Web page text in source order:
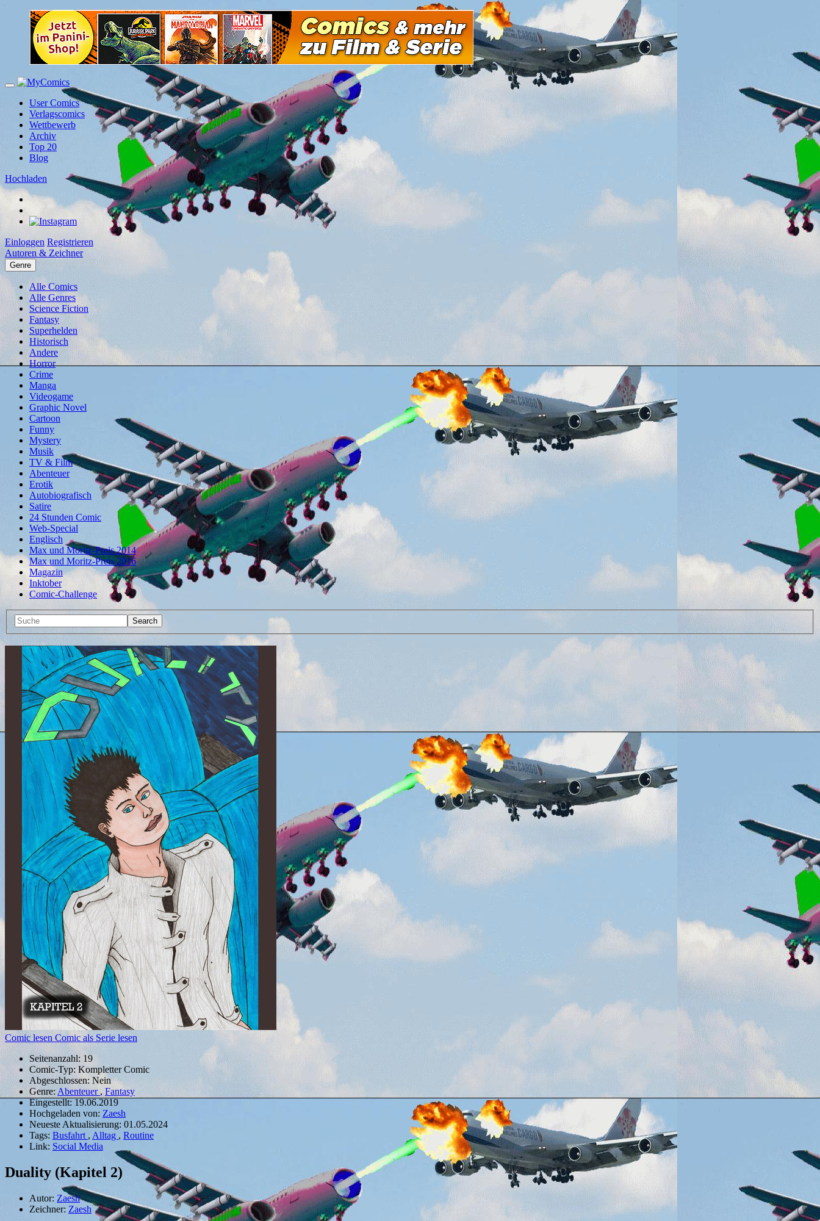
User Comics
Verlagscomics
Wettbewerb
Archiv
Top 20
Blog
Hochladen
Einloggen Registrieren
Autoren & Zeichner
Genre
Alle Comics
Alle Genres
Science Fiction
Fantasy
Superhelden
Historisch
Andere
Horror
Crime
Manga
Videogame
Graphic Novel
Cartoon
Funny
Mystery
Musik
TV & Film
Abenteuer
Erotik
Autobiografisch
Satire
24 Stunden Comic
Web-Special
Englisch
Max und Moritz-Preis 2014
Max und Moritz-Preis 2016
Magazin
Inktober
Comic-Challenge
Comic lesenComic als Serie lesen
Seitenanzahl: 19
Comic-Typ: Kompletter Comic
Abgeschlossen: Nein
Genre:Abenteuer ,Fantasy
Eingestellt: 19.06.2019
Hochgeladen von: Zaesh
Neueste Aktualisierung: 01.05.2024
Tags: Busfahrt , Alltag , Routine
Link: Social Media
Duality (Kapitel 2)
Autor: Zaesh
Zeichner: Zaesh